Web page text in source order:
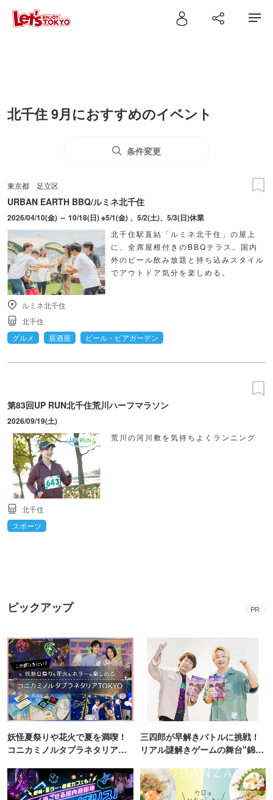
北千住 9月におすすめのイベント
条件変更
東京都 足立区
URBAN EARTH BBQ/ルミネ北千住
2026/04/10(金) ～ 10/18(日) ※5/1(金) 、5/2(土)、5/3(日)休業
北千住駅直結「ルミネ北千住」の屋上
に、全席屋根付きのBBQテラス。国内
外のビール飲み放題と持ち込みスタイル
でアウトドア気分を楽しめる。
ルミネ北千住
北千住
グルメ
居酒屋 ビール・ビアガーデン
第83回UP RUN北千住荒川ハーフマラソン
2026/09/19(土)
荒川の河川敷を気持ちよくランニング
北千住
スポーツ
ピックアップ PR
妖怪夏祭りや花火で夏を満喫！
コニカミノルタプラネタリア
三四郎が早解きバトルに挑戦！
リアル謎解きゲームの舞台"錦糸